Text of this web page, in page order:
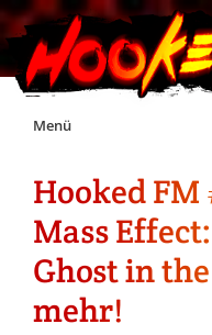
Skip
Menü
Unterstützt Hooked!
Exklusiv für
Impressum
Hooked FM
Mass
Ghost in
mehr!